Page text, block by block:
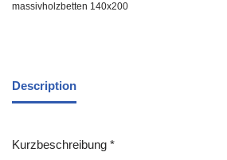
massivholzbetten 140x200
Description
Kurzbeschreibung *